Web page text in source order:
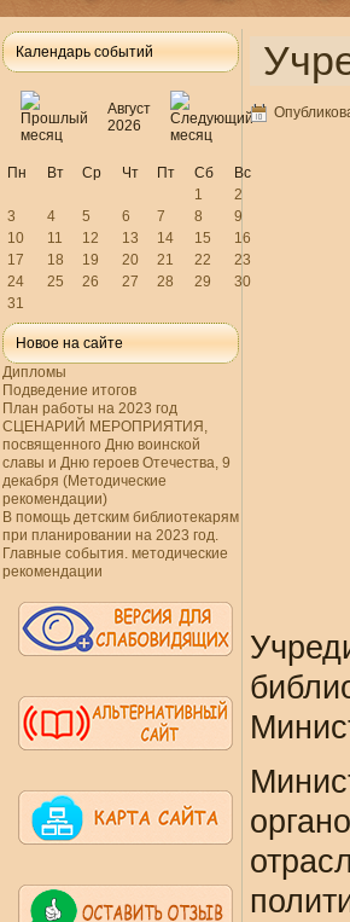
Календарь событий
Август
2026
Пн Вт Ср Чт Пт Сб
Вс
1
2
3
4 5 6 7 8
9
10
11 12 13 14 15
16
17
18 19 20 21 22
23
24
25 26 27 28 29
30
31
Новое на сайте
Дипломы
Подведение итогов
План работы на 2023 год
СЦЕНАРИЙ МЕРОПРИЯТИЯ,
посвященного Дню воинской
славы и Дню героев Отечества, 9
декабря (Методические
рекомендации)
В помощь детским библиотекарям
при планировании на 2023 год.
Главные события. методические
рекомендации